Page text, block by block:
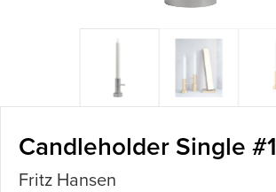
Candleholder Single #1
Fritz Hansen